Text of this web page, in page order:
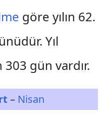
göre yılın 62.
Yıl
gün vardır.
– Nisan